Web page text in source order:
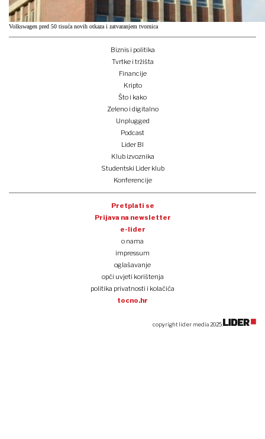
Volkswagen pred 50 tisuća novih otkaza i zatvaranjem tvornica
Biznis i politika
Tvrtke i tržišta
Financije
Kripto
Što i kako
Zeleno i digitalno
Unplugged
Podcast
Lider BI
Klub izvoznika
Studentski Lider klub
Konferencije
Pretplati se
Prijava na newsletter
e-lider
o nama
impressum
oglašavanje
opći uvjeti korištenja
politika privatnosti i kolačića
tocno.hr
copyright lider media 2025.